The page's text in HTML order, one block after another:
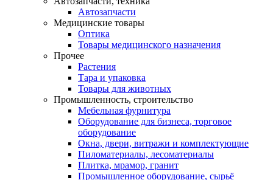
Автозапчасти
Медицинские товары
Оптика
Товары медицинского назначения
Прочее
Растения
Тара и упаковка
Товары для животных
Промышленность, строительство
Мебельная фурнитура
Оборудование для бизнеса, торговое
оборудование
Окна, двери, витражи и комплектующие
Пиломатериалы, лесоматериалы
Плитка, мрамор, гранит
Промышленное оборудование, сырьё